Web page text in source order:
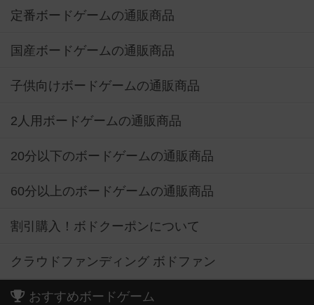
定番ボードゲームの通販商品
国産ボードゲームの通販商品
子供向けボードゲームの通販商品
2人用ボードゲームの通販商品
20分以下のボードゲームの通販商品
60分以上のボードゲームの通販商品
割引購入！ボドクーポンについて
クラウドファンディング ボドファン
おすすめボードゲーム